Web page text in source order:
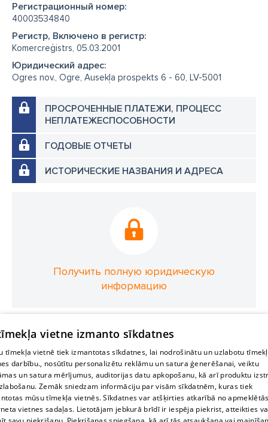
Регистрационный номер:
40003534840
Регистр, Включено в регистр:
Komercreģistrs, 05.03.2001
Юридический адрес:
Ogres nov., Ogre, Ausekļa prospekts 6 - 60, LV-5001
ПРОСРОЧЕННЫЕ ПЛАТЕЖИ, ПРОЦЕСС
НЕПЛАТЕЖЕСПОСОБНОСТИ
ГОДОВЫЕ ОТЧЕТЫ
ИСТОРИЧЕСКИЕ НАЗВАНИЯ И АДРЕСА
Получить полную юридическую
информацию
vietne izmanto sīkdatnes
tīmekļa vietnē tiek izmantotas sīkdatnes, lai nodrošinātu un uzlabotu
darbību., nosūtītu personalizētu reklāmu un satura ģenerēšanai, veiktu
un satura mērījumus, auditorijas datu apkopošanu, kā arī produktu
Zemāk sniedzam informāciju par visām sīkdatnēm, kuras tiek
mūsu tīmekļa vietnēs. Sīkdatnes var atšķirties atkarībā no
vietnes sadaļas. Lietotājam jebkurā brīdī ir iespēja piekrist, atteikties